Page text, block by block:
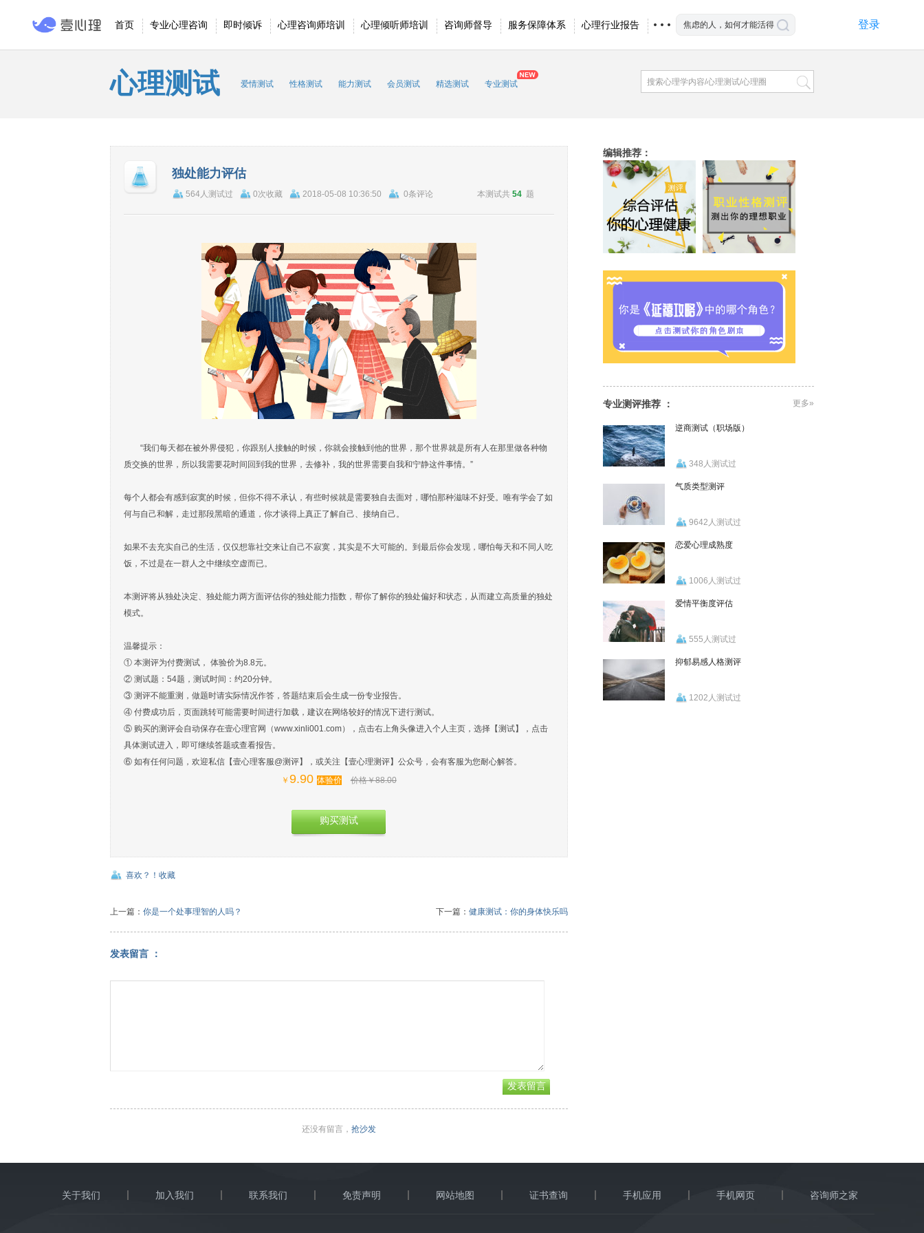
首页 专业心理咨询 即时倾诉 心理咨询师培训 心理倾听师培训 咨询师督导 服务保障体系 心理行业报告 登录
心理测试 爱情测试 性格测试 能力测试 会员测试 精选测试 专业测试
独处能力评估
564人测试过 0次收藏 2018-05-08 10:36:50 0条评论 本测试共 54 题
“我们每天都在被外界侵犯，你跟别人接触的时候，你就会接触到他的世界，那个世界就是所有人在那里做各种物
质交换的世界，所以我需要花时间回到我的世界，去修补，我的世界需要自我和宁静这件事情。”
每个人都会有感到寂寞的时候，但你不得不承认，有些时候就是需要独自去面对，哪怕那种滋味不好受。唯有学会了如
何与自己和解，走过那段黑暗的通道，你才谈得上真正了解自己、接纳自己。
如果不去充实自己的生活，仅仅想靠社交来让自己不寂寞，其实是不大可能的。到最后你会发现，哪怕每天和不同人吃
饭，不过是在一群人之中继续空虚而已。
本测评将从独处决定、独处能力两方面评估你的独处能力指数，帮你了解你的独处偏好和状态，从而建立高质量的独处
模式。
温馨提示：
① 本测评为付费测试， 体验价为8.8元。
② 测试题：54题，测试时间：约20分钟。
③ 测评不能重测，做题时请实际情况作答，答题结束后会生成一份专业报告。
④ 付费成功后，页面跳转可能需要时间进行加载，建议在网络较好的情况下进行测试。
⑤ 购买的测评会自动保存在壹心理官网（www.xinli001.com），点击右上角头像进入个人主页，选择【测试】，点击
具体测试进入，即可继续答题或查看报告。
⑥ 如有任何问题，欢迎私信【壹心理客服@测评】，或关注【壹心理测评】公众号，会有客服为您耐心解答。
￥ 9.90 体验价 价格￥88.00
购买测试
喜欢？！收藏
上一篇： 你是一个处事理智的人吗？ 下一篇： 健康测试：你的身体快乐吗
发表留言 ：
还没有留言， 抢沙发
编辑推荐：
专业测评推荐 ： 更多»
逆商测试（职场版）
348人测试过
气质类型测评
9642人测试过
恋爱心理成熟度
1006人测试过
爱情平衡度评估
555人测试过
抑郁易感人格测评
1202人测试过
关于我们 加入我们 联系我们 免责声明 网站地图 证书查询 手机应用 手机网页 咨询师之家